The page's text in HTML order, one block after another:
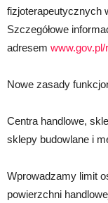
fizjoterapeutycznych
Szczegółowe
adresem
Nowe zasady
Centra handlowe,
sklepy budowlane i
Wprowadzamy limit
powierzchni